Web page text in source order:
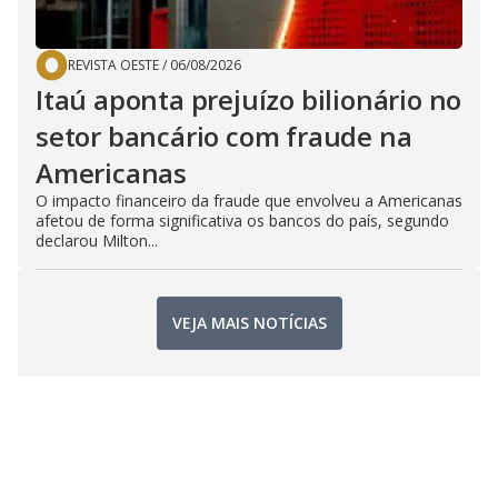
REVISTA OESTE/ 06/08/2026
Itaú aponta prejuízo bilionário no
setor bancário com fraude na
Americanas
O impacto financeiro da fraude que envolveu a Americanas
afetou de forma significativa os bancos do país, segundo
declarou Milton...
VEJA MAIS NOTÍCIAS